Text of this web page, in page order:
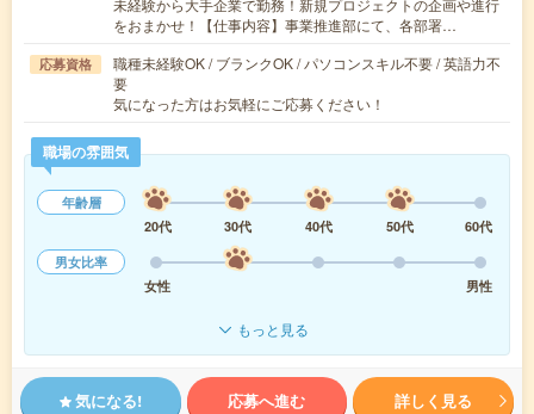
未経験から大手企業で勤務！新規プロジェクトの企画や進行
をおまかせ！【仕事内容】事業推進部にて、各部署…
応募資格
職種未経験OK / ブランクOK / パソコンスキル不要 / 英語力不
要
気になった方はお気軽にご応募ください！
職場の雰囲気
年齢層
20代
30代 40代 50代
60代
男女比率
女性
男性
もっと見る
気になる! 応募へ進む 詳しく見る